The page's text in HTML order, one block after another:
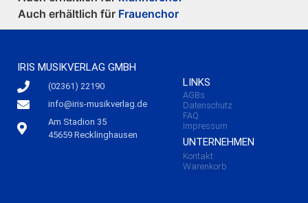
Auch erhältlich für Frauenchor
IRIS MUSIKVERLAG GMBH
(02361) 22190
info@iris-musikverlag.de
Am Stadion 35
45659 Recklinghausen
LINKS
AGBs
Datenschutz
FAQ
Impressum
UNTERNEHMEN
Kontakt
Warenkorb